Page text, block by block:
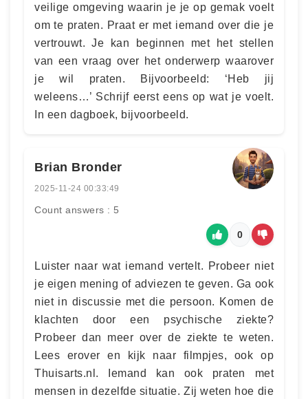
veilige omgeving waarin je je op gemak voelt
om te praten. Praat er met iemand over die je
vertrouwt. Je kan beginnen met het stellen
van een vraag over het onderwerp waarover
je wil praten. Bijvoorbeeld: ‘Heb jij
weleens…’ Schrijf eerst eens op wat je voelt.
In een dagboek, bijvoorbeeld.
Brian Bronder
2025-11-24 00:33:49
Count answers : 5
0
Luister naar wat iemand vertelt. Probeer niet
je eigen mening of adviezen te geven. Ga ook
niet in discussie met die persoon. Komen de
klachten door een psychische ziekte?
Probeer dan meer over de ziekte te weten.
Lees erover en kijk naar filmpjes, ook op
Thuisarts.nl. Iemand kan ook praten met
mensen in dezelfde situatie. Zij weten hoe die